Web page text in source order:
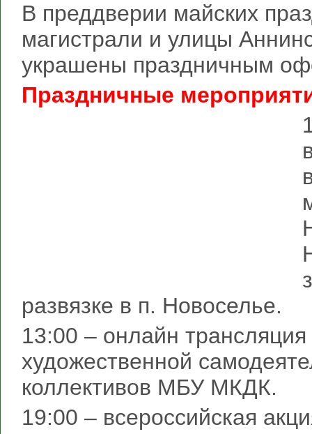
В преддверии майских
магистрали и улицы
украшены праздничным
Праздничные
развязке в п. Новоселье.
13:00 – онлайн
художественной
коллективов МБУ МКДК.
19:00 – всероссийская